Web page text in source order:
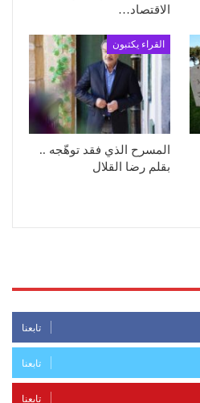
الاقتصاد…
القراء يكتبون
المسرح الذي فقد توهّجه ..
بقلم رضا القلال
تابعنا
تابعنا
تابعنا